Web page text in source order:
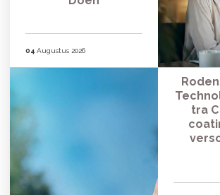
04 Augustus 2026
tra